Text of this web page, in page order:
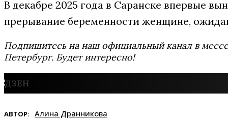
В декабре 2025 года в Саранске впервые
прерывание беременности женщине,
Подпишитесь на наш официальный канал в
Петербург. Будет интересно!
АВТОР: Алина Дранникова